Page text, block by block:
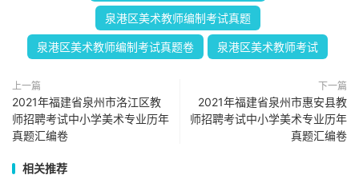
泉港区美术教师编制考试真题
泉港区美术教师编制考试真题卷 泉港区美术教师考试
上一篇
2021年福建省泉州市洛江区教
师招聘考试中小学美术专业历年
真题汇编卷
下一篇
2021年福建省泉州市惠安县教
师招聘考试中小学美术专业历年
真题汇编卷
相关推荐